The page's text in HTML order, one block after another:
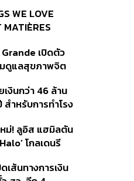
WE LOVE
เปิดตัว
ดูแลสุขภาพจิต
เงินกว่า 46 ล้าน
สำหรับการทำโรง
ม่! ลูอิส แฮมิลตัน
โกลเดนรี
เส้นทางการเงิน